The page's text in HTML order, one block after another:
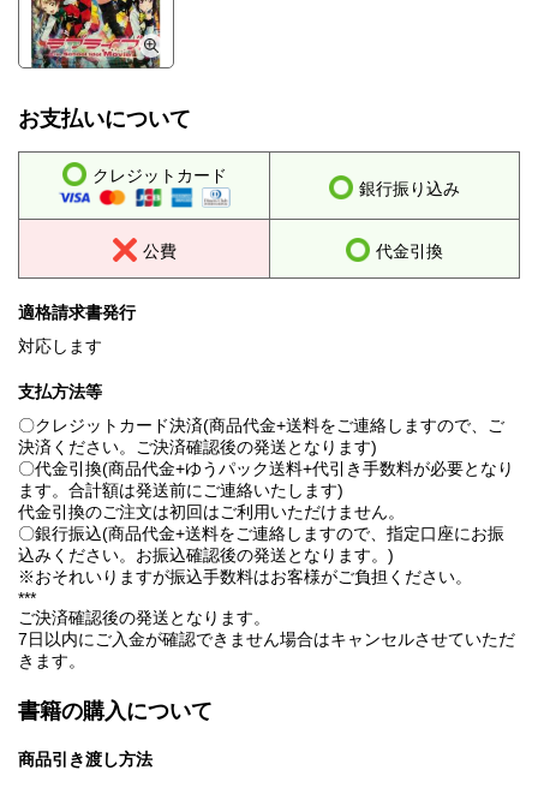
お支払いについて
クレジットカード
銀行振り込み
公費 代金引換
適格請求書発行
対応します
支払方法等
〇クレジットカード決済(商品代金+送料をご連絡しますので、ご
決済ください。ご決済確認後の発送となります)
〇代金引換(商品代金+ゆうパック送料+代引き手数料が必要となり
ます。合計額は発送前にご連絡いたします)
代金引換のご注文は初回はご利用いただけません。
〇銀行振込(商品代金+送料をご連絡しますので、指定口座にお振
込みください。お振込確認後の発送となります。)
※おそれいりますが振込手数料はお客様がご負担ください。
***
ご決済確認後の発送となります。
7日以内にご入金が確認できません場合はキャンセルさせていただ
きます。
書籍の購入について
商品引き渡し方法